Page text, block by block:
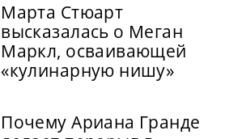
Марта Стюарт
высказалась о Меган
Маркл, осваивающей
«кулинарную нишу»
Почему Ариана Гранде